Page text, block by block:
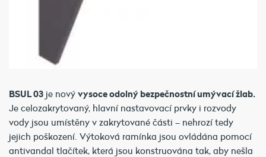
BSUL 03 je nový vysoce odolný bezpečnostní umývací žlab.
Je celozakrytovaný, hlavní nastavovací prvky i rozvody
vody jsou umístěny v zakrytované části – nehrozí tedy
jejich poškození. Výtoková ramínka jsou ovládána pomocí
antivandal tlačítek, která jsou konstruována tak, aby nešla